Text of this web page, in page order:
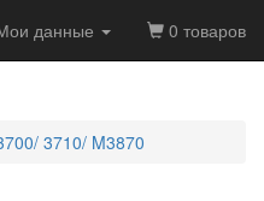
данные 0 товаров
3710/ M3870